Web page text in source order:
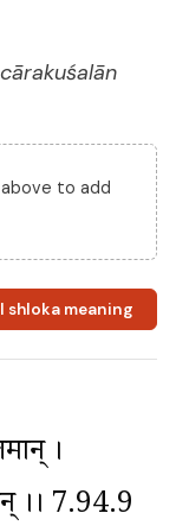
to add
shloka meaning
।
।। 7.94.9